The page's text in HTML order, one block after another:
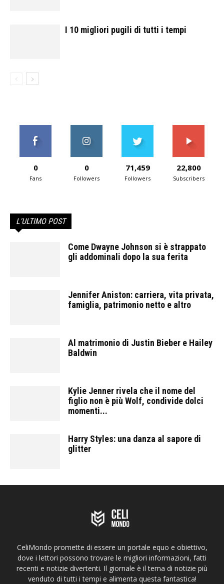
I 10 migliori pugili di tutti i tempi
0
Fans
0
Followers
71,459
Followers
22,800
Subscribers
L'ULTIMO POST
Come Dwayne Johnson si è strappato
gli addominali dopo la sua ferita
Jennifer Aniston: carriera, vita privata,
famiglia, patrimonio netto e altro
Al matrimonio di Justin Bieber e Hailey
Baldwin
Kylie Jenner rivela che il nome del
figlio non è più Wolf, condivide dolci
momenti...
Harry Styles: una danza al sapore di
glitter
CeliMondo promette di essere un portale equo e obiettivo,
dove i lettori possono trovare le migliori informazioni, fatti
recenti e notizie divertenti. Il giornale è il tema di notizie più
venduto di tutti i tempi e alimenta questa fantastica!